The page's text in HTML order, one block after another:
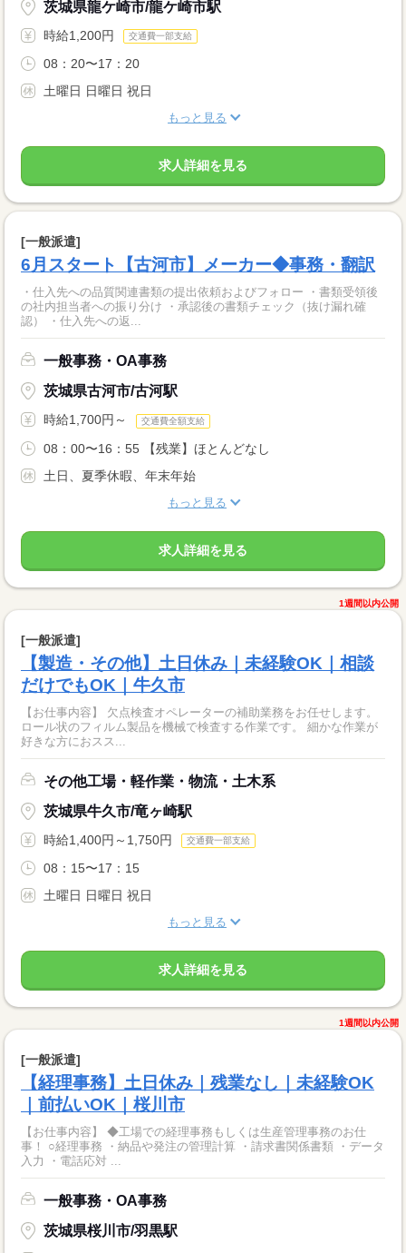
茨城県龍ケ崎市/龍ケ崎市駅
時給1,200円 交通費一部支給
08：20〜17：20
土曜日 日曜日 祝日
もっと見る
求人詳細を見る
[一般派遣]
6月スタート【古河市】メーカー◆事務・翻訳
・仕入先への品質関連書類の提出依頼およびフォロー ・書類受領後
の社内担当者への振り分け ・承認後の書類チェック（抜け漏れ確
認） ・仕入先への返...
一般事務・OA事務
茨城県古河市/古河駅
時給1,700円～ 交通費全額支給
08：00〜16：55 【残業】ほとんどなし
土日、夏季休暇、年末年始
もっと見る
求人詳細を見る
1週間以内公開
[一般派遣]
【製造・その他】土日休み｜未経験OK｜相談
だけでもOK｜牛久市
【お仕事内容】 欠点検査オペレーターの補助業務をお任せします。
ロール状のフィルム製品を機械で検査する作業です。 細かな作業が
好きな方におスス...
その他工場・軽作業・物流・土木系
茨城県牛久市/竜ヶ崎駅
時給1,400円～1,750円 交通費一部支給
08：15〜17：15
土曜日 日曜日 祝日
もっと見る
求人詳細を見る
1週間以内公開
[一般派遣]
【経理事務】土日休み｜残業なし｜未経験OK
｜前払いOK｜桜川市
【お仕事内容】 ◆工場での経理事務もしくは生産管理事務のお仕
事！ ○経理事務 ・納品や発注の管理計算 ・請求書関係書類 ・データ
入力 ・電話応対 ...
一般事務・OA事務
茨城県桜川市/羽黒駅